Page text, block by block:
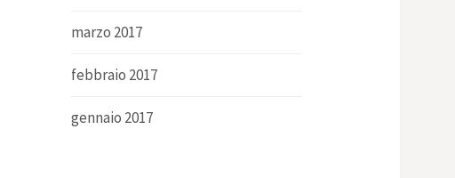
marzo 2017
febbraio 2017
gennaio 2017